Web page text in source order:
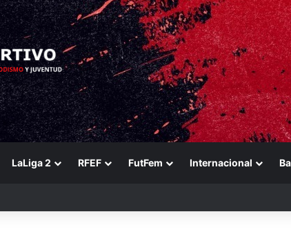
LaLiga 2 RFEF FutFem Internacional